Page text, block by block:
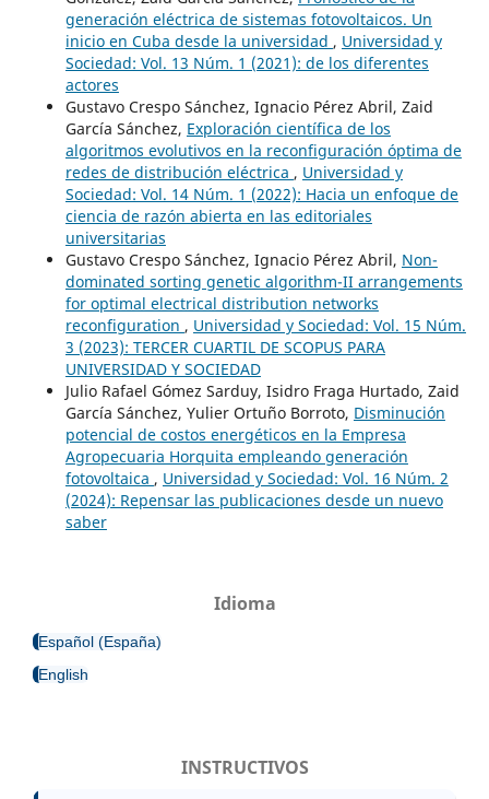
generación eléctrica de sistemas fotovoltaicos. Un
inicio en Cuba desde la universidad , Universidad y
Sociedad: Vol. 13 Núm. 1 (2021): de los diferentes
actores
Gustavo Crespo Sánchez, Ignacio Pérez Abril, Zaid
García Sánchez, Exploración científica de los
algoritmos evolutivos en la reconfiguración óptima de
redes de distribución eléctrica , Universidad y
Sociedad: Vol. 14 Núm. 1 (2022): Hacia un enfoque de
ciencia de razón abierta en las editoriales
universitarias
Gustavo Crespo Sánchez, Ignacio Pérez Abril, Non-
dominated sorting genetic algorithm-II arrangements
for optimal electrical distribution networks
reconfiguration , Universidad y Sociedad: Vol. 15 Núm.
3 (2023): TERCER CUARTIL DE SCOPUS PARA
UNIVERSIDAD Y SOCIEDAD
Julio Rafael Gómez Sarduy, Isidro Fraga Hurtado, Zaid
García Sánchez, Yulier Ortuño Borroto, Disminución
potencial de costos energéticos en la Empresa
Agropecuaria Horquita empleando generación
fotovoltaica , Universidad y Sociedad: Vol. 16 Núm. 2
(2024): Repensar las publicaciones desde un nuevo
saber
Idioma
Español (España)
English
INSTRUCTIVOS